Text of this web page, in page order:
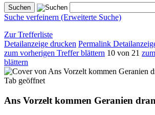
Suche verfeinern (Erweiterte Suche)
Zur Trefferliste
Detailanzeige drucken Permalink
zum vorherigen Treffer blättern 10 von 21
blättern
Tab geöffnet
Ans Vorzelt kommen Geranien dran